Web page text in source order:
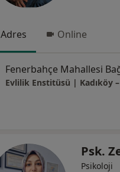
Adres Online
Evlilik Enstitüsü | Kadıköy
Psk.
Psikoloji